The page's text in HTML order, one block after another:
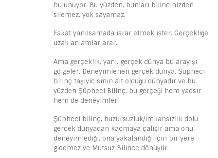
bulunuyor. Bu yüzden, bunları bilincinizden
silemez, yok sayamaz.
Fakat yanılsamada ısrar etmek ister. Gerçekliğe
uzak anlamlar arar.
Ama gerçeklik, yani, gerçek dünya bu arayışı
gölgeler. Deneyimlenen gerçek dünya, Şüpheci
bilinç taşıyıcısının ait olduğu dünyadır ve bu
yüzden Şüpheci Bilinç, bu gerçeği hem yadsır
hem de deneyimler.
Şüpheci bilinç, huzursuzluk/imkansızlık dolu
gerçek dünyadan kaçmaya çalışır ama onu
deneyimlediği, ona yakalandığı için bir yere
gidemez ve Mutsuz Bilince dönüşür.